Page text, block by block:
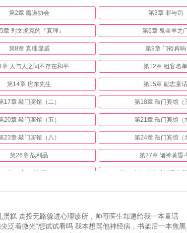
第2章 魔道协会 第3章 罪与罚
章 列文虎克的『真理』 第6章 鬼金羊之
第8章 真理显威 第9章 门铃再响
章 人与人之间不存在和平 第12章 租客名单
第14章 房东先生 第15章 励志童话
17章 敲门宾馆（二） 第18章 敲门宾馆（
20章 敲门宾馆（五） 第21章 敲门宾馆（
23章 敲门宾馆（八） 第24章 敲门宾馆（
第26章 战利品 第27章 诸神黄昏·
32章 魔导师考试，预备 第33章 毕月乌之
38章 城市守卫战（四） 第39章 城市守卫战（
糕 走投无路躲进心理诊所，帅哥医生却递给我一本童话
泛着微光“想试试看吗 我本想骂他神经病，书架后一本焦黑